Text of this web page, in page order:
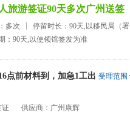
旅游签证90天多次广州送签
多次
停留时长：90天,以移民局（
：90天,以使领馆签发为准
点前材料到，加急1工出 受理范围
证 供应商：广州康辉